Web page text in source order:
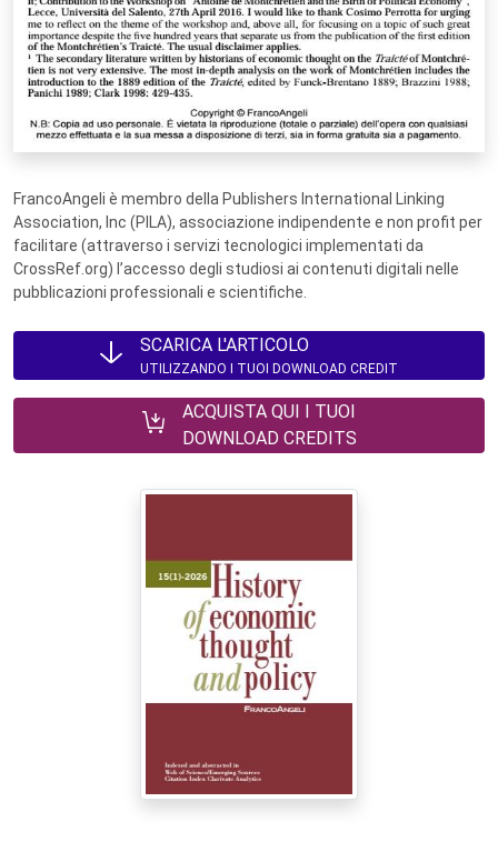
FrancoAngeli è membro della Publishers International Linking
Association, Inc (PILA), associazione indipendente e non profit per
facilitare (attraverso i servizi tecnologici implementati da
CrossRef.org) l’accesso degli studiosi ai contenuti digitali nelle
pubblicazioni professionali e scientifiche.
SCARICA L'ARTICOLO
UTILIZZANDO I TUOI DOWNLOAD CREDIT
ACQUISTA QUI I TUOI
DOWNLOAD CREDITS